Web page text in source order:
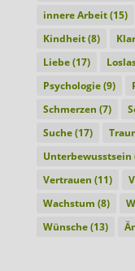
innere Arbeit(15)
Kindheit(8)
Liebe(17)
Psychologie(9)
Schmerzen (7)
Suche(17)
Unterbewusstsein
Vertrauen (11)
Wachstum (8)
Wünsche(13)